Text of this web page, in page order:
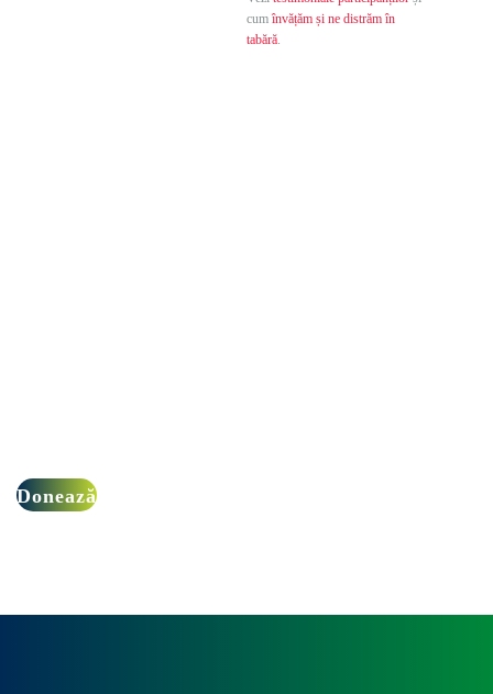
cum învățăm și ne distrăm în
tabără.
Donează